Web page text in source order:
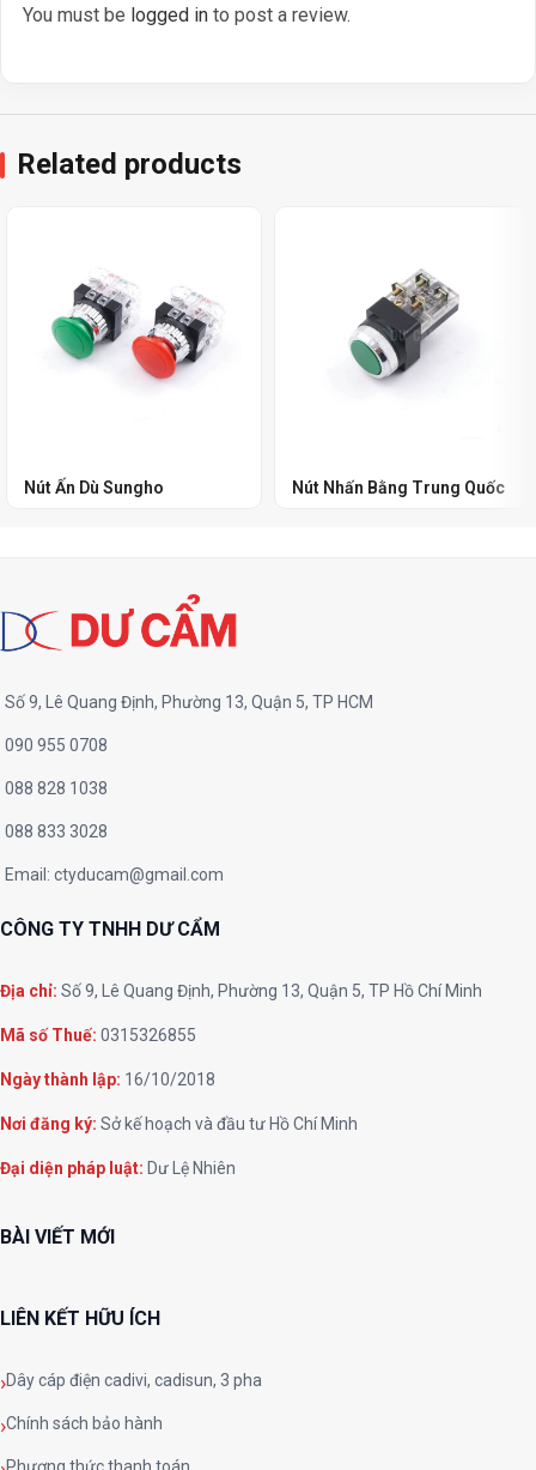
You must be logged in to post a review.
Related products
Nút Ấn Dù Sungho Nút Nhấn Bằng Trung Quốc
Số 9, Lê Quang Định, Phường 13, Quận 5, TP HCM
090 955 0708
088 828 1038
088 833 3028
Email: ctyducam@gmail.com
CÔNG TY TNHH DƯ CẨM
Địa chỉ: Số 9, Lê Quang Định, Phường 13, Quận 5, TP Hồ Chí Minh
Mã số Thuế: 0315326855
Ngày thành lập: 16/10/2018
Nơi đăng ký: Sở kế hoạch và đầu tư Hồ Chí Minh
Đại diện pháp luật: Dư Lệ Nhiên
BÀI VIẾT MỚI
LIÊN KẾT HỮU ÍCH
Dây cáp điện cadivi, cadisun, 3 pha
Chính sách bảo hành
Phương thức thanh toán